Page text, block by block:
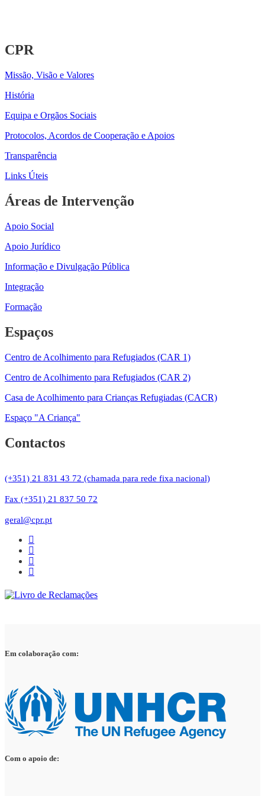
CPR
Missão, Visão e Valores
História
Equipa e Orgãos Sociais
Protocolos, Acordos de Cooperação e Apoios
Transparência
Links Úteis
Áreas de Intervenção
Apoio Social
Apoio Jurídico
Informação e Divulgação Pública
Integração
Formação
Espaços
Centro de Acolhimento para Refugiados (CAR 1)
Centro de Acolhimento para Refugiados (CAR 2)
Casa de Acolhimento para Crianças Refugiadas (CACR)
Espaço "A Criança"
Contactos
(+351) 21 831 43 72 (chamada para rede fixa nacional)
Fax (+351) 21 837 50 72
geral@cpr.pt
Em colaboração com:
Com o apoio de: